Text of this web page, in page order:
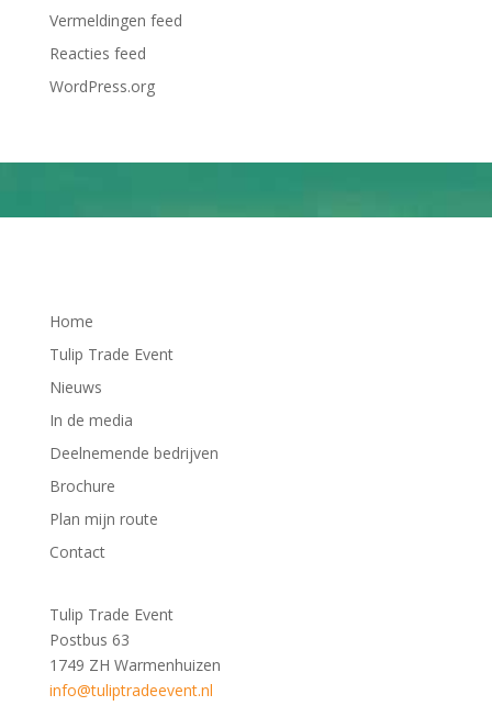
Vermeldingen feed
Reacties feed
WordPress.org
Home
Tulip Trade Event
Nieuws
In de media
Deelnemende bedrijven
Brochure
Plan mijn route
Contact
Tulip Trade Event
Postbus 63
1749 ZH Warmenhuizen
info@tuliptradeevent.nl